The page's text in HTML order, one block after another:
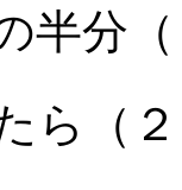
半分
ら（